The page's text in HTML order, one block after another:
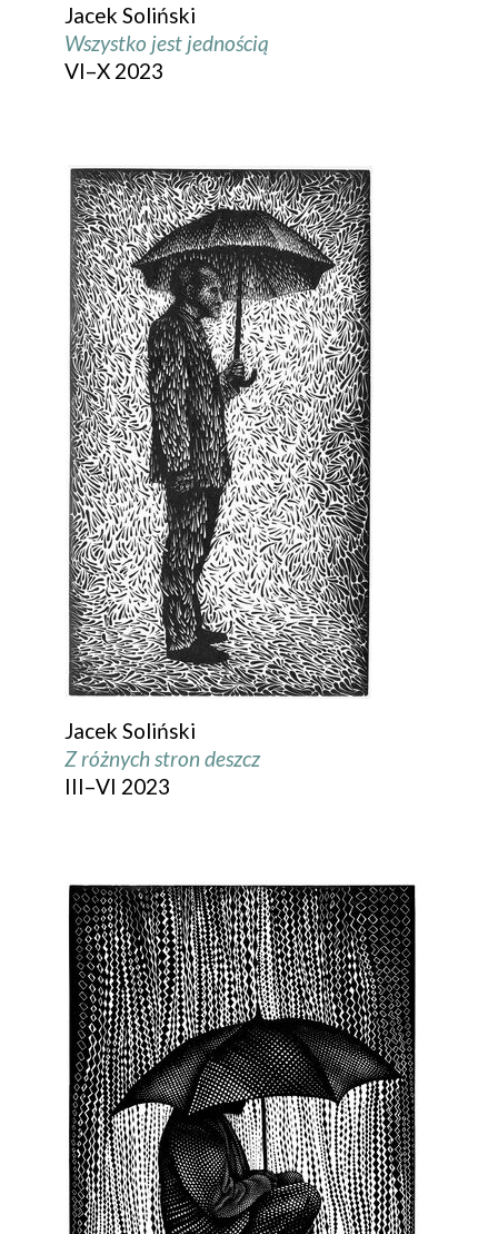
Jacek Soliński
Wszystko jest jednością
VI–X 2023
Jacek Soliński
Z różnych stron deszcz
III–VI 2023